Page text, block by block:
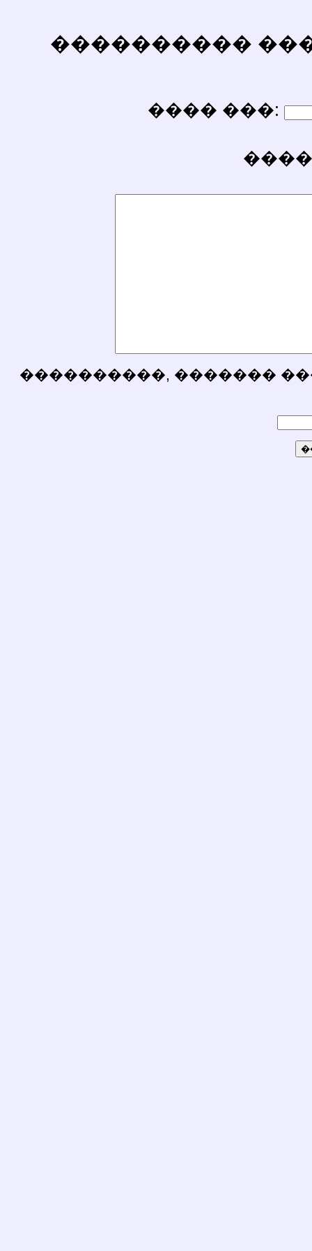
����������
���� ���:
����������, �������